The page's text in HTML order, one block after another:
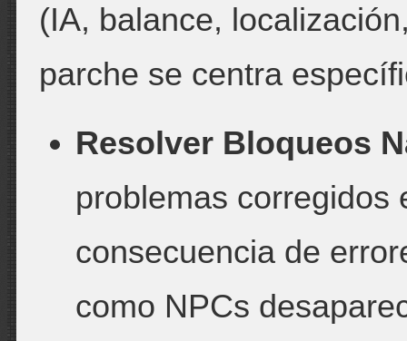
(IA, balance,
parche se centra
Resolver Bloqueos
problemas corregidos
consecuencia de
como NPCs